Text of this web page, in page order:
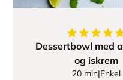
5av5
Dessertbowl med
og iskrem
20 min|Enkel